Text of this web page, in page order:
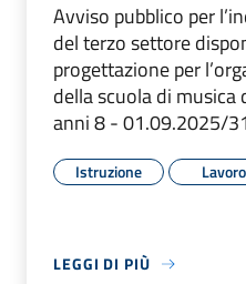
Avviso pubblico per
del terzo settore
progettazione per
della scuola di musica
anni 8 - 01.09.2025/
Istruzione Lavoro
LEGGI DI PIÙ